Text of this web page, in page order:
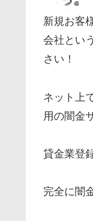
新規お客
会社とい
さい！
ネット上
用の闇金
貸金業登
完全に闇